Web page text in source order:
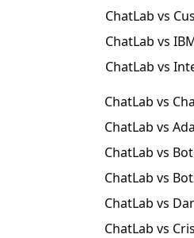
ChatLab vs
ChatLab vs
ChatLab vs
ChatLab vs
ChatLab vs
ChatLab vs
ChatLab vs
ChatLab vs
ChatLab vs